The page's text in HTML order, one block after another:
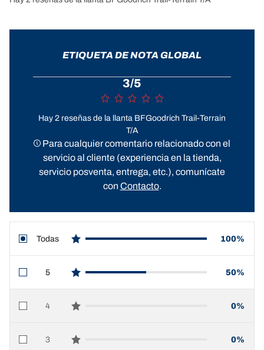
ETIQUETA DE NOTA GLOBAL
3/5
Hay 2 reseñas de la llanta BFGoodrich Trail-Terrain
T/A
Para cualquier comentario relacionado con el
servicio al cliente (experiencia en la tienda,
servicio posventa, entrega, etc.), comunícate
con Contacto.
Todas
star reviews
100%
5
star reviews
50%
4
star reviews
0%
3
star reviews
0%